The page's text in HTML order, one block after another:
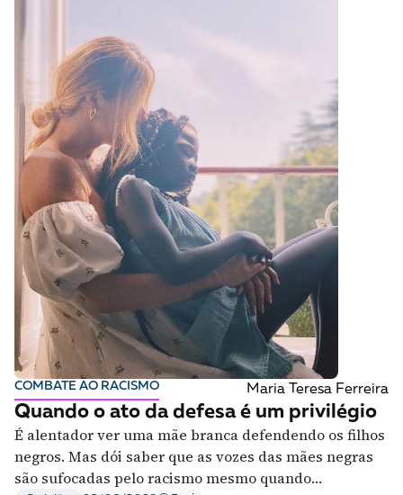
COMBATE AO RACISMO Maria Teresa Ferreira
Quando o ato da defesa é um privilégio
É alentador ver uma mãe branca defendendo os filhos
negros. Mas dói saber que as vozes das mães negras
são sufocadas pelo racismo mesmo quando